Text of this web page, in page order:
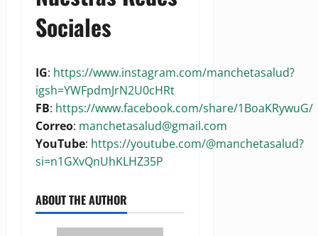
Sociales
IG: https://www.instagram.com/manchetasalud?
igsh=YWFpdmJrN2U0cHRt
FB: https://www.facebook.com/share/1BoaKRywuG/
Correo: manchetasalud@gmail.com
YouTube: https://youtube.com/@manchetasalud?
si=n1GXvQnUhKLHZ35P
ABOUT THE AUTHOR